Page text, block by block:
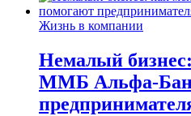
Жизнь в компании
Немалый
ММБ Альфа-